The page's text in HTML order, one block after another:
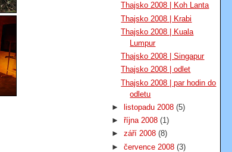
Thajsko 2008 | Koh Lanta
Thajsko 2008 | Krabi
Thajsko 2008 | Kuala
Lumpur
Thajsko 2008 | Singapur
Thajsko 2008 | odlet
Thajsko 2008 | par hodin do
odletu
►
listopadu 2008 (5)
► října 2008 (1)
► září 2008 (8)
► července 2008 (3)